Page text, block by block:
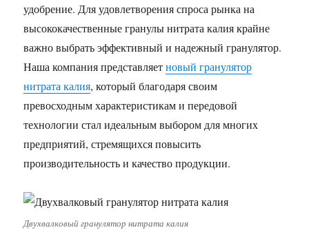
удобрение. Для удовлетворения спроса рынка на
высококачественные гранулы нитрата калия крайне
важно выбрать эффективный и надежный гранулятор.
Наша компания представляетновый гранулятор
нитрата калия, который благодаря своим
превосходным характеристикам и передовой
технологии стал идеальным выбором для многих
предприятий, стремящихся повысить
производительность и качество продукции.
Двухвалковый гранулятор нитрата калия